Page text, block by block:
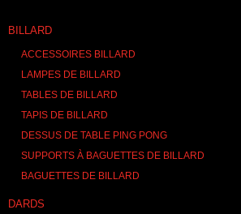
BILLARD
ACCESSOIRES BILLARD
LAMPES DE BILLARD
TABLES DE BILLARD
TAPIS DE BILLARD
DESSUS DE TABLE PING PONG
SUPPORTS À BAGUETTES DE BILLARD
BAGUETTES DE BILLARD
DARDS